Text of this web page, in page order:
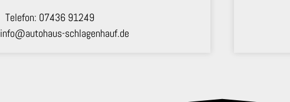
Telefon: 07436 91249
info@autohaus-schlagenhauf.de